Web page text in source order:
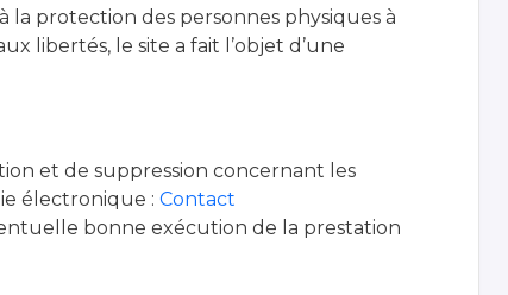
la protection des personnes physiques à
libertés, le site a fait l’objet d’une
et de suppression concernant les
électronique : Contact
bonne exécution de la prestation